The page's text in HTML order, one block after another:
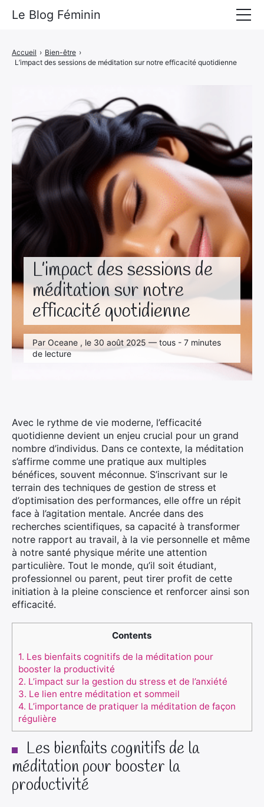
L’impact des sessions de
méditation sur notre
efficacité quotidienne
Par Oceane , le 30 août 2025 — tous - 7 minutes
de lecture
Accueil › Bien-être ›
L’impact des sessions de méditation sur notre efficacité quotidienne
Avec le rythme de vie moderne, l’efficacité
quotidienne devient un enjeu crucial pour un grand
nombre d’individus. Dans ce contexte, la méditation
s’affirme comme une pratique aux multiples
bénéfices, souvent méconnue. S’inscrivant sur le
terrain des techniques de gestion de stress et
d’optimisation des performances, elle offre un répit
face à l’agitation mentale. Ancrée dans des
recherches scientifiques, sa capacité à transformer
notre rapport au travail, à la vie personnelle et même
à notre santé physique mérite une attention
particulière. Tout le monde, qu’il soit étudiant,
professionnel ou parent, peut tirer profit de cette
initiation à la pleine conscience et renforcer ainsi son
efficacité.
Contents
1. Les bienfaits cognitifs de la méditation pour
booster la productivité
2. L’impact sur la gestion du stress et de l’anxiété
3. Le lien entre méditation et sommeil
4. L’importance de pratiquer la méditation de façon
régulière
Les bienfaits cognitifs de la
méditation pour booster la
productivité
Le Blog Féminin
Alimentation
Beauté
Bien-être
Voyages
Déco & Maison